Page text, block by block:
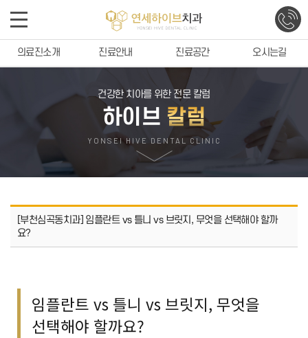
의료진소개 진료안내 진료공간 오시는길
건강한 치아를 위한 전문 칼럼
하이브 칼럼
YONSEI HIVE DENTAL CLINIC
[부천심곡동치과] 임플란트 vs 틀니 vs 브릿지, 무엇을 선택해야 할까
요?
임플란트 vs 틀니 vs 브릿지, 무엇을
선택해야 할까요?